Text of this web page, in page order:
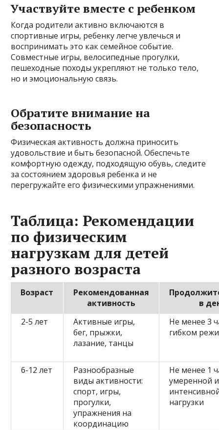
Участвуйте вместе с ребенком
Когда родители активно включаются в
спортивные игры, ребенку легче увлечься и
воспринимать это как семейное событие.
Совместные игры, велосипедные прогулки,
пешеходные походы укрепляют не только тело,
но и эмоциональную связь.
Обратите внимание на
безопасность
Физическая активность должна приносить
удовольствие и быть безопасной. Обеспечьте
комфортную одежду, подходящую обувь, следите
за состоянием здоровья ребенка и не
перегружайте его физическими упражнениями.
Таблица: Рекомендации
по физическим
нагрузкам для детей
разного возраста
Возраст
Рекомендованная
активность
в
2-5 лет
Активные игры,
бег, прыжки,
лазание, танцы
Не менее 3
гибком
6-12 лет
Разнообразные
виды активности:
спорт, игры,
прогулки,
упражнения на
координацию
Не менее 1
умеренной
нагрузки